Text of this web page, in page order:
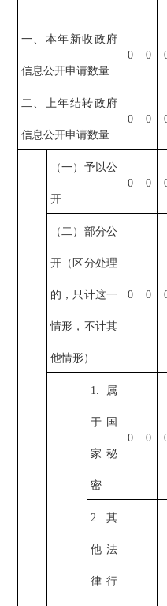
一、本年新收政府
信息公开申请数量
0 0
二、上年结转政府
信息公开申请数量
0 0
（一）予以公
开
0 0
（二）部分公
开（区分处理
的，只计这一
情形，不计其
他情形）
0 0
1.属
于国
家秘
密
0 0
2.其
他法
律行